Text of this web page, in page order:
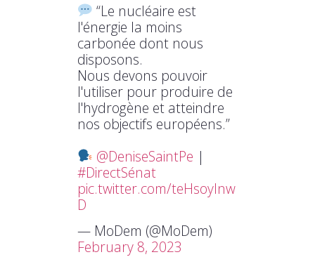
“Le nucléaire est
l'énergie la moins
carbonée dont nous
disposons.
Nous devons pouvoir
l'utiliser pour produire de
l'hydrogène et atteindre
nos objectifs européens.”
@DeniseSaintPe |
#DirectSénat
pic.twitter.com/teHsoylnw
D
— MoDem (@MoDem)
February 8, 2023